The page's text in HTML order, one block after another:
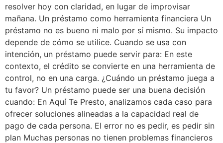
resolver hoy con claridad, en lugar de improvisar
mañana. Un préstamo como herramienta financiera Un
préstamo no es bueno ni malo por sí mismo. Su impacto
depende de cómo se utilice. Cuando se usa con
intención, un préstamo puede servir para: En este
contexto, el crédito se convierte en una herramienta de
control, no en una carga. ¿Cuándo un préstamo juega a
tu favor? Un préstamo puede ser una buena decisión
cuando: En Aquí Te Presto, analizamos cada caso para
ofrecer soluciones alineadas a la capacidad real de
pago de cada persona. El error no es pedir, es pedir sin
plan Muchas personas no tienen problemas financieros